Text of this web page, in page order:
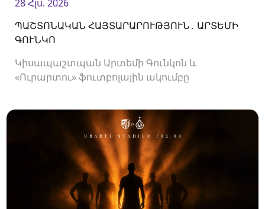
28 Հլս. 2026
ՊԱՇՏՈՆԱԿԱՆ ՀԱՅՏԱՐԱՐՈՒԹՅՈՒՆ․ ԱՐՏԵՄԻ
ԳՈՒՆԿՈ
Կիսապաշտպան Արտեմի Գունկոն և
«Ուրարտու» ֆուտբոլային ակումբը